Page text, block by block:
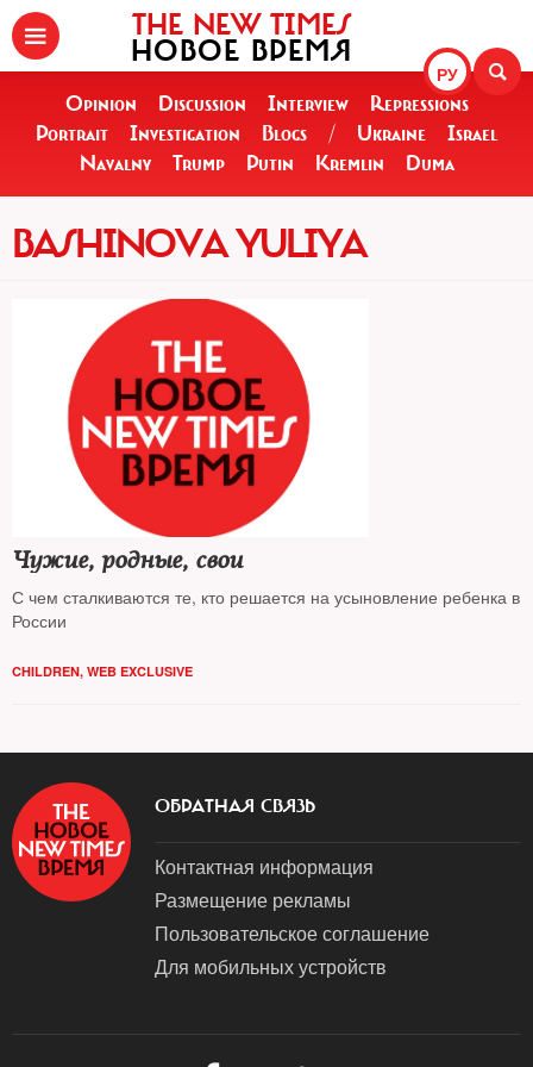
РУ
THE NEW TIMES
НОВОЕ ВРЕМЯ
Opinion Discussion Interview
Repressions
Portrait
Investigation Blogs / Ukraine
Israel
Navalny
Trump Putin Kremlin Duma
BASHINOVA YULIYA
Чужие, родные, свои
С чем сталкиваются те, кто решается на усыновление ребенка в
России
CHILDREN, WEB EXCLUSIVE
ОБРАТНАЯ СВЯЗЬ
Контактная информация
Размещение рекламы
Пользовательское соглашение
Для мобильных устройств